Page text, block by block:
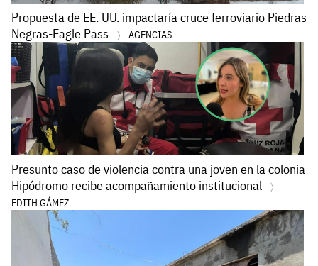
Propuesta de EE. UU. impactaría cruce ferroviario Piedras
Negras-Eagle Pass
AGENCIAS
Presunto caso de violencia contra una joven en la colonia
Hipódromo recibe acompañamiento institucional
EDITH GÁMEZ